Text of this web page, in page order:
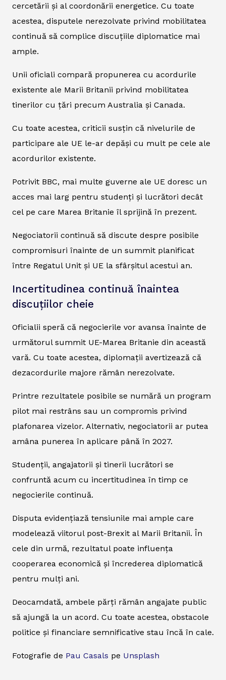
cercetării și al coordonării energetice. Cu toate
acestea, disputele nerezolvate privind mobilitatea
continuă să complice discuțiile diplomatice mai
ample.
Unii oficiali compară propunerea cu acordurile
existente ale Marii Britanii privind mobilitatea
tinerilor cu țări precum Australia și Canada.
Cu toate acestea, criticii susțin că nivelurile de
participare ale UE le-ar depăși cu mult pe cele ale
acordurilor existente.
Potrivit BBC, mai multe guverne ale UE doresc un
acces mai larg pentru studenți și lucrători decât
cel pe care Marea Britanie îl sprijină în prezent.
Negociatorii continuă să discute despre posibile
compromisuri înainte de un summit planificat
între Regatul Unit și UE la sfârșitul acestui an.
Incertitudinea continuă înaintea
discuțiilor cheie
Oficialii speră că negocierile vor avansa înainte de
următorul summit UE-Marea Britanie din această
vară. Cu toate acestea, diplomații avertizează că
dezacordurile majore rămân nerezolvate.
Printre rezultatele posibile se numără un program
pilot mai restrâns sau un compromis privind
plafonarea vizelor. Alternativ, negociatorii ar putea
amâna punerea în aplicare până în 2027.
Studenții, angajatorii și tinerii lucrători se
confruntă acum cu incertitudinea în timp ce
negocierile continuă.
Disputa evidențiază tensiunile mai ample care
modelează viitorul post-Brexit al Marii Britanii. În
cele din urmă, rezultatul poate influența
cooperarea economică și încrederea diplomatică
pentru mulți ani.
Deocamdată, ambele părți rămân angajate public
să ajungă la un acord. Cu toate acestea, obstacole
politice și financiare semnificative stau încă în cale.
Fotografie de Pau Casals pe Unsplash